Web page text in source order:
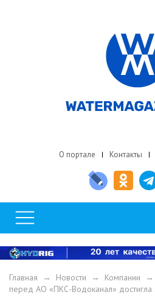
О портале Контакты
Главная → Новости → Компании →
перед АО «ПКС-Водоканал» достигла